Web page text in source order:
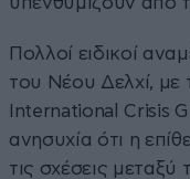
Πολλοί ειδικοί
του Νέου Δελχί, με
International Crisis
ανησυχία ότι η
τις σχέσεις